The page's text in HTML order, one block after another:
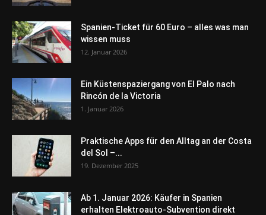
Spanien-Ticket für 60 Euro – alles was man
wissen muss
12. Januar 2026
Ein Küstenspaziergang von El Palo nach
Rincón de la Victoria
1. Januar 2026
Praktische Apps für den Alltag an der Costa
del Sol –...
19. Dezember 2025
Ab 1. Januar 2026: Käufer in Spanien
erhalten Elektroauto-Subvention direkt